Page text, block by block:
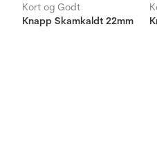
Kort og Godt
Knapp Skamkaldt 22mm